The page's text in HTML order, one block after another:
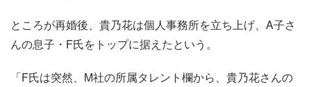
ところが再婚後、貴乃花は個人事務所を立ち上げ、A子さ
んの息子・F氏をトップに据えたという。
「F氏は突然、M社の所属タレント欄から、貴乃花さんの